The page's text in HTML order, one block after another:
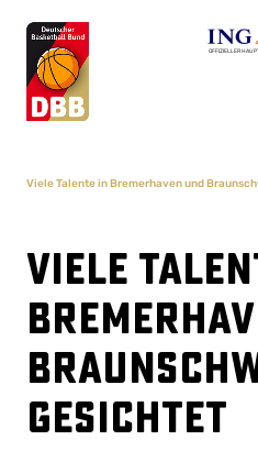
OFFIZIELLER
Viele Talente in Bremerhaven und
Viele
gesichtet